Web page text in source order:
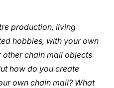
production, living
hobbies, with your own
chain mail objects
how do you create
own chain mail? What